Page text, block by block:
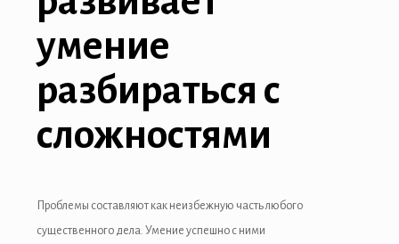
Panel
умение
разбираться с
сложностями
Проблемы составляют как неизбежную часть любого
существенного дела. Умение успешно с ними